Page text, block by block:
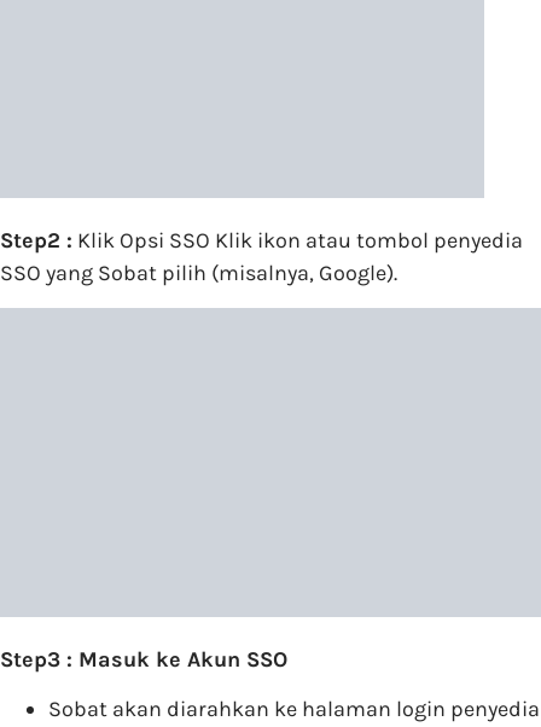
Step2 : Klik Opsi SSO Klik ikon atau tombol penyedia
SSO yang Sobat pilih (misalnya, Google).
Step3 : Masuk ke Akun SSO
Sobat akan diarahkan ke halaman login penyedia